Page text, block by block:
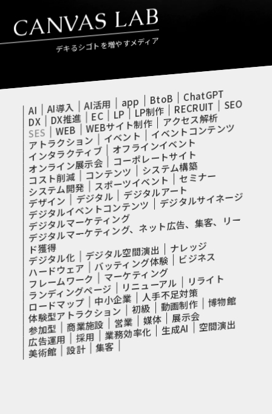
CANVAS LAB
デキるシゴトを増やすメディア
AI AI導入 AI活用 app BtoB ChatGPT
DX DX推進 EC LP LP制作 RECRUIT SEO
SES WEB WEBサイト制作 アクセス解析
アトラクション イベント イベントコンテンツ
インタラクティブ オフラインイベント
オンライン展示会 コーポレートサイト
コスト削減 コンテンツ
システム構築
システム開発
スポーツイベント
セミナー
デザイン
デジタル デジタルアート
デジタルイベントコンテンツ デジタルサイネージ
デジタルマーケティング
デジタルマーケティング、ネット広告、集客、リー
ド獲得
デジタル化 デジタル空間演出 ナレッジ
ハードウェア バッティング体験 ビジネス
フレームワーク マーケティング
ランディングページ リニューアル リライト
ロードマップ 中小企業 人手不足対策
体験型アトラクション 初級 動画制作
博物館
参加型
商業施設 営業 媒体 展示会
広告運用 採用 業務効率化 生成AI 空間演出
美術館 設計 集客